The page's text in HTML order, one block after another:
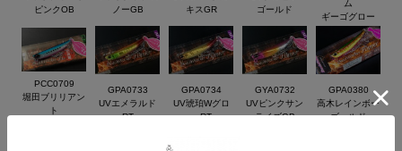
ピンクOB
ノーGB
キスGR
ゴールド
ム
ギーゴグロー
PCC0709
堀田ブリリアン
ト
GPA0733
UVエメラルド
RT
GPA0734
UV琥珀Wグロ
ーRT
GYA0732
UVピンクサン
ライズGB
GPA0380
高木レインボー
ゴールド